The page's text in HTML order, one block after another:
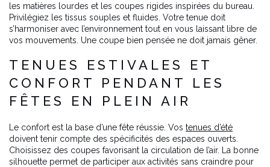
les matières lourdes et les coupes rigides inspirées du bureau.
Privilégiez les tissus souples et fluides. Votre tenue doit
s’harmoniser avec l’environnement tout en vous laissant libre de
vos mouvements. Une coupe bien pensée ne doit jamais gêner.
TENUES ESTIVALES ET
CONFORT PENDANT LES
FÊTES EN PLEIN AIR
Le confort est la base d’une fête réussie. Vos tenues d’été
doivent tenir compte des spécificités des espaces ouverts.
Choisissez des coupes favorisant la circulation de l’air. La bonne
silhouette permet de participer aux activités sans craindre pour